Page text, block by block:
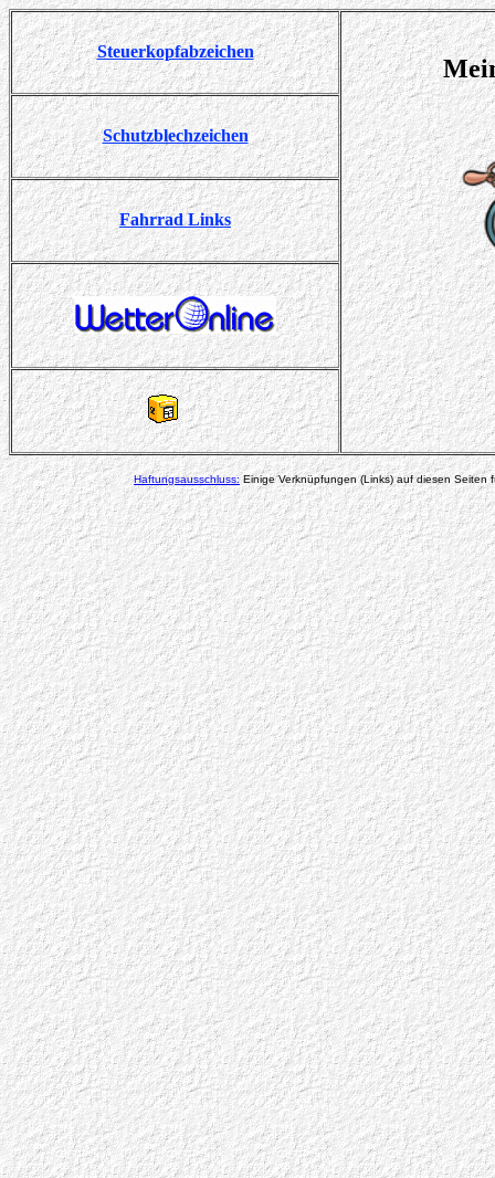
Steuerkopfabzeichen
Schutzblechzeichen
Fahrrad Links
Haftungsausschluss:Einige Verknüpfungen (Links) auf diesen Seiten